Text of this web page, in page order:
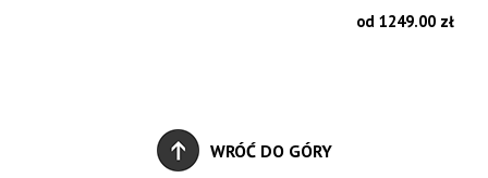
od 1249.00 zł
WRÓĆ DO GÓRY